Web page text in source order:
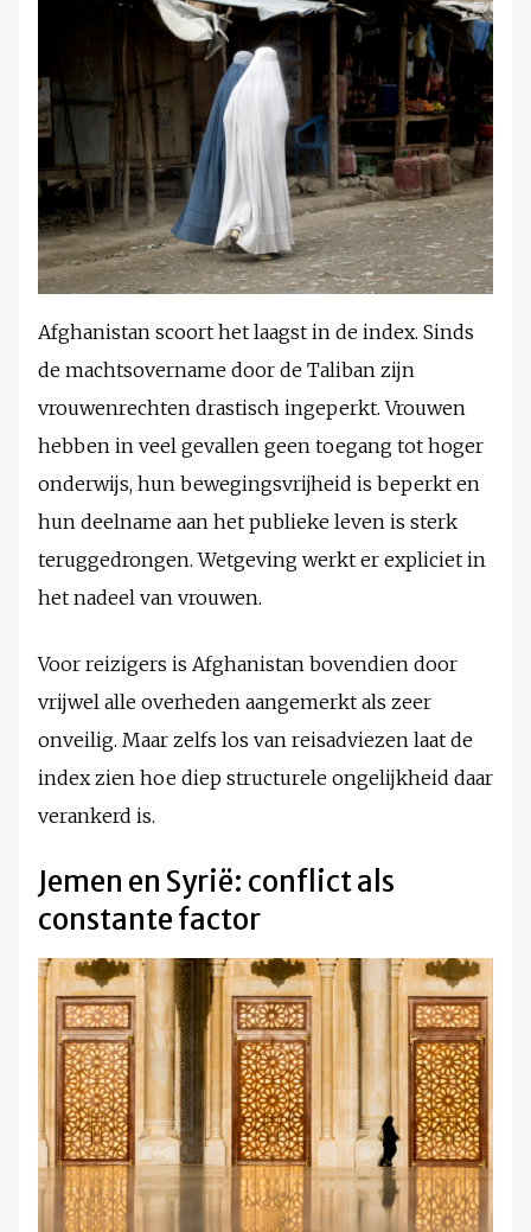
Afghanistan scoort het laagst in de index. Sinds
de machtsovername door de Taliban zijn
vrouwenrechten drastisch ingeperkt. Vrouwen
hebben in veel gevallen geen toegang tot hoger
onderwijs, hun bewegingsvrijheid is beperkt en
hun deelname aan het publieke leven is sterk
teruggedrongen. Wetgeving werkt er expliciet in
het nadeel van vrouwen.
Voor reizigers is Afghanistan bovendien door
vrijwel alle overheden aangemerkt als zeer
onveilig. Maar zelfs los van reisadviezen laat de
index zien hoe diep structurele ongelijkheid daar
verankerd is.
Jemen en Syrië: conflict als
constante factor